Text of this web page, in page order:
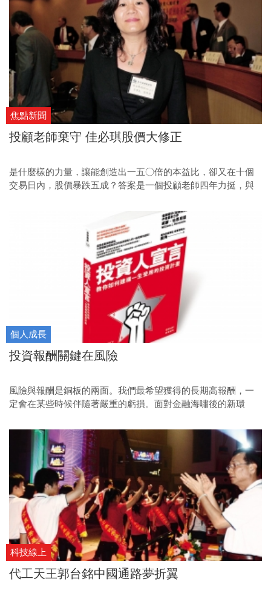
焦點新聞
投顧老師棄守 佳必琪股價大修正
是什麼樣的力量，讓能創造出一五○倍的本益比，卻又在十個
交易日內，股價暴跌五成？答案是一個投顧老師四年力挺，與
個人成長
投資報酬關鍵在風險
風險與報酬是銅板的兩面。我們最希望獲得的長期高報酬，一
定會在某些時候伴隨著嚴重的虧損。面對金融海嘯後的新環
科技線上
代工天王郭台銘中國通路夢折翼